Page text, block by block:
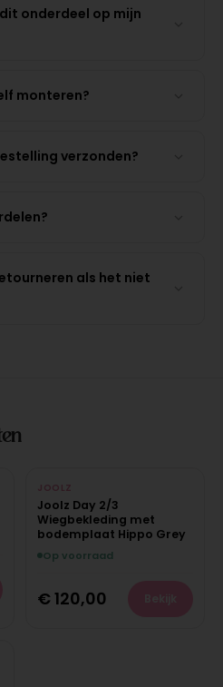
onderdeel op mijn
monteren?
verzonden?
als het niet
JOOLZ
Joolz Day 2/3
Wiegbekleding met
bodemplaat Hippo Grey
Op voorraad
€ 120,00